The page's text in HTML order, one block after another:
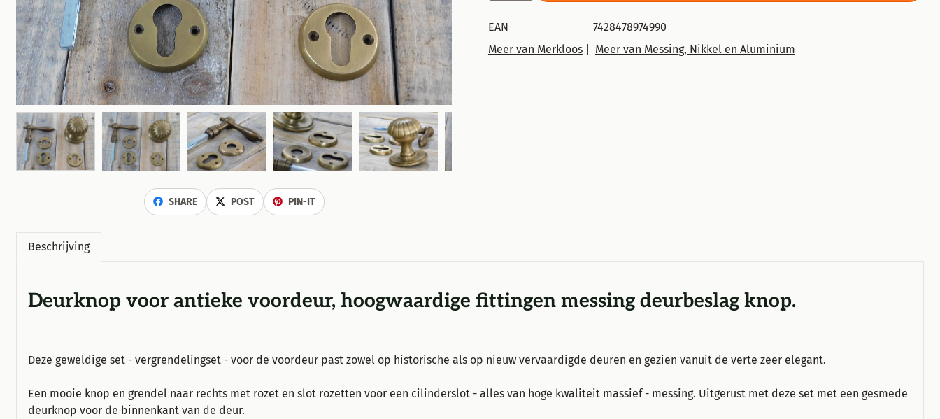
SHARE POST PIN-IT
EAN
7428478974990
Meer van Merkloos| Meer van Messing, Nikkel en Aluminium
Beschrijving
Deurknop voor antieke voordeur, hoogwaardige fittingen messing deurbeslag knop.
Deze geweldige set - vergrendelingset - voor de voordeur past zowel op historische als op nieuw vervaardigde deuren en gezien vanuit de verte zeer elegant.
Een mooie knop en grendel naar rechts met rozet en slot rozetten voor een cilinderslot - alles van hoge kwaliteit massief - messing. Uitgerust met deze set met een gesmede
deurknop voor de binnenkant van de deur.